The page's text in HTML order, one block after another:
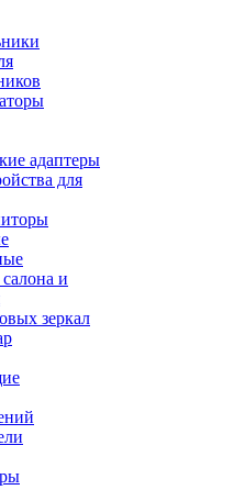
адаптеры
для
и
зеркал